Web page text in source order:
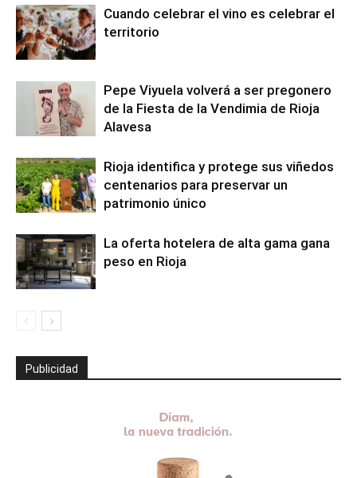
Cuando celebrar el vino es celebrar el
territorio
Pepe Viyuela volverá a ser pregonero
de la Fiesta de la Vendimia de Rioja
Alavesa
Rioja identifica y protege sus viñedos
centenarios para preservar un
patrimonio único
La oferta hotelera de alta gama gana
peso en Rioja
Publicidad